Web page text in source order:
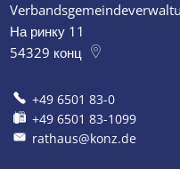
На ринку 11
54329 конц
+49 6501 83-0
+49 6501 83-1099
rathaus@konz.de